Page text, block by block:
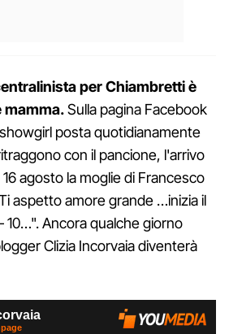
per Chiambretti è
mamma.Sulla pagina Facebook
posta quotidianamente
con il pancione, l'arrivo
16 agosto la moglie di Francesco
aspetto amore grande …inizia il
10…". Ancora qualche giorno
Clizia Incorvaia diventerà